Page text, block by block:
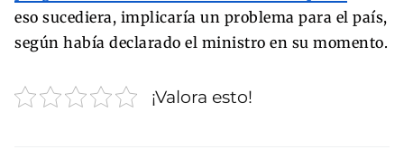
eso sucediera, implicaría un problema para el país,
según había declarado el ministro en su momento.
¡Valora esto!